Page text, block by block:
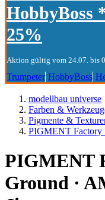
HobbyBoss
25%
Aktion gültig vom 24.07. bis
Trumpeter HobbyBoss
modellbau universe
Farben &
Pigmente &
PIGMENT Factory
PIGMENT
Ground ·